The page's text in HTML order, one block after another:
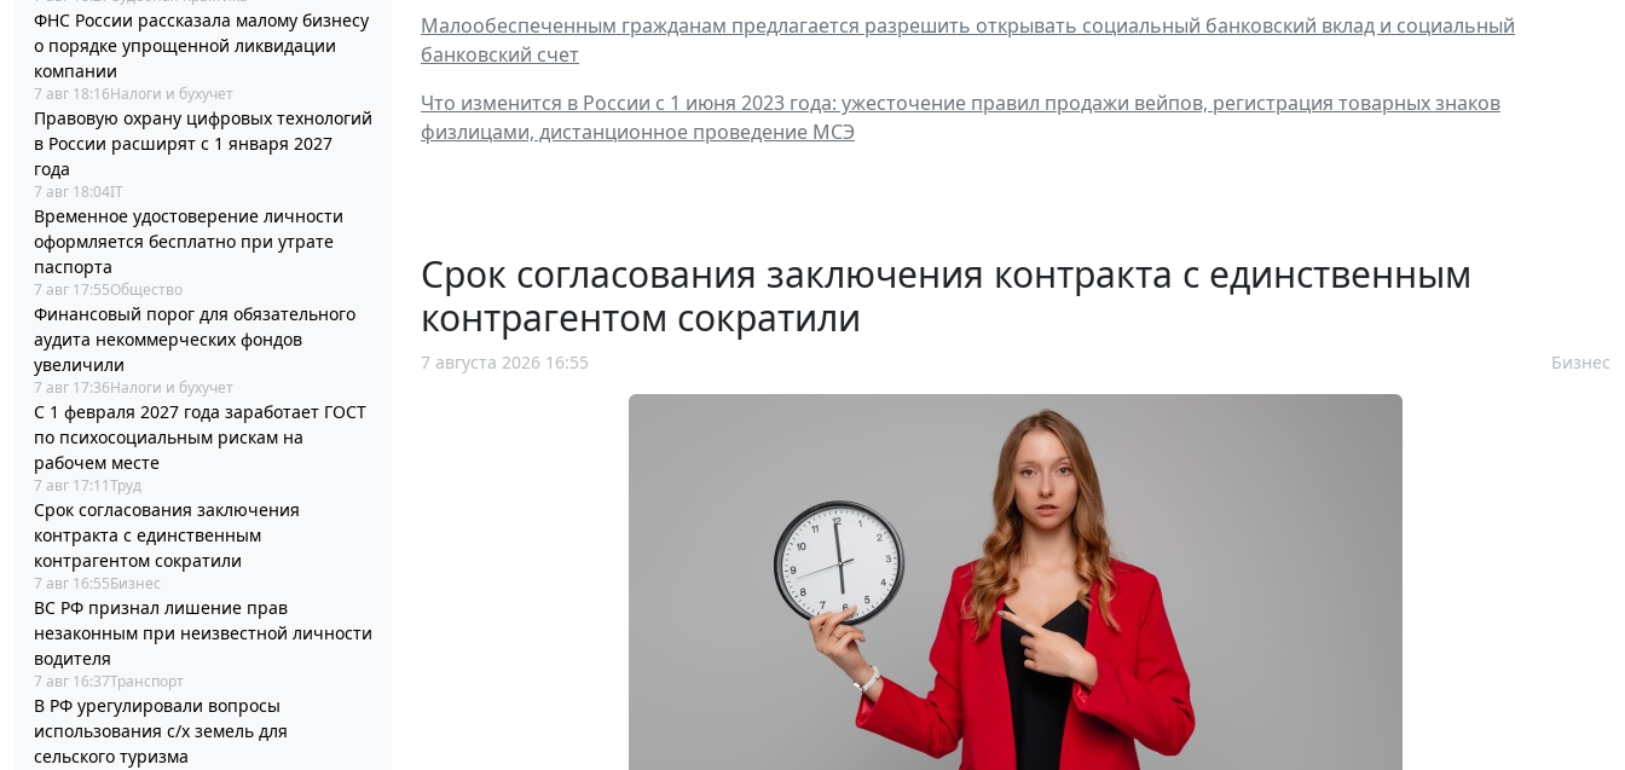
ФНС России рассказала малому бизнесу
о порядке упрощенной ликвидации
компании
7 авг 18:16Налоги и бухучет
Правовую охрану цифровых технологий
в России расширят с 1 января 2027
года
7 авг 18:04IT
Временное удостоверение личности
оформляется бесплатно при утрате
паспорта
7 авг 17:55Общество
Финансовый порог для обязательного
аудита некоммерческих фондов
увеличили
7 авг 17:36Налоги и бухучет
С 1 февраля 2027 года заработает ГОСТ
по психосоциальным рискам на
рабочем месте
7 авг 17:11Труд
Срок согласования заключения
контракта с единственным
контрагентом сократили
7 авг 16:55Бизнес
ВС РФ признал лишение прав
незаконным при неизвестной личности
водителя
7 авг 16:37Транспорт
В РФ урегулировали вопросы
использования с/х земель для
сельского туризма
Малообеспеченным гражданам предлагается разрешить открывать социальный банковский вклад и социальный
банковский счет
Что изменится в России с 1 июня 2023 года: ужесточение правил продажи вейпов, регистрация товарных знаков
физлицами, дистанционное проведение МСЭ
Срок согласования заключения контракта с единственным
контрагентом сократили
7 августа 2026 16:55 Бизнес